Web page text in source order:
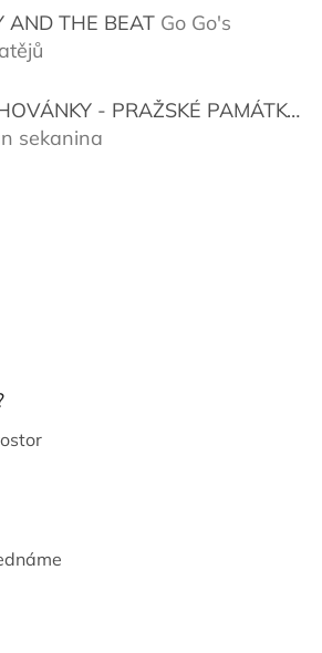
AND THE BEAT Go Go's
produktu je 5 z 5 hvězdiček.
VYSTŘIHOVÁNKY - PRAŽSKÉ PAMÁTKY
produktu je 5 z 5 hvězdiček.
sekanina